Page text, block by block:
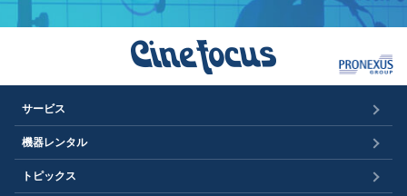
サービス
機器レンタル
トピックス